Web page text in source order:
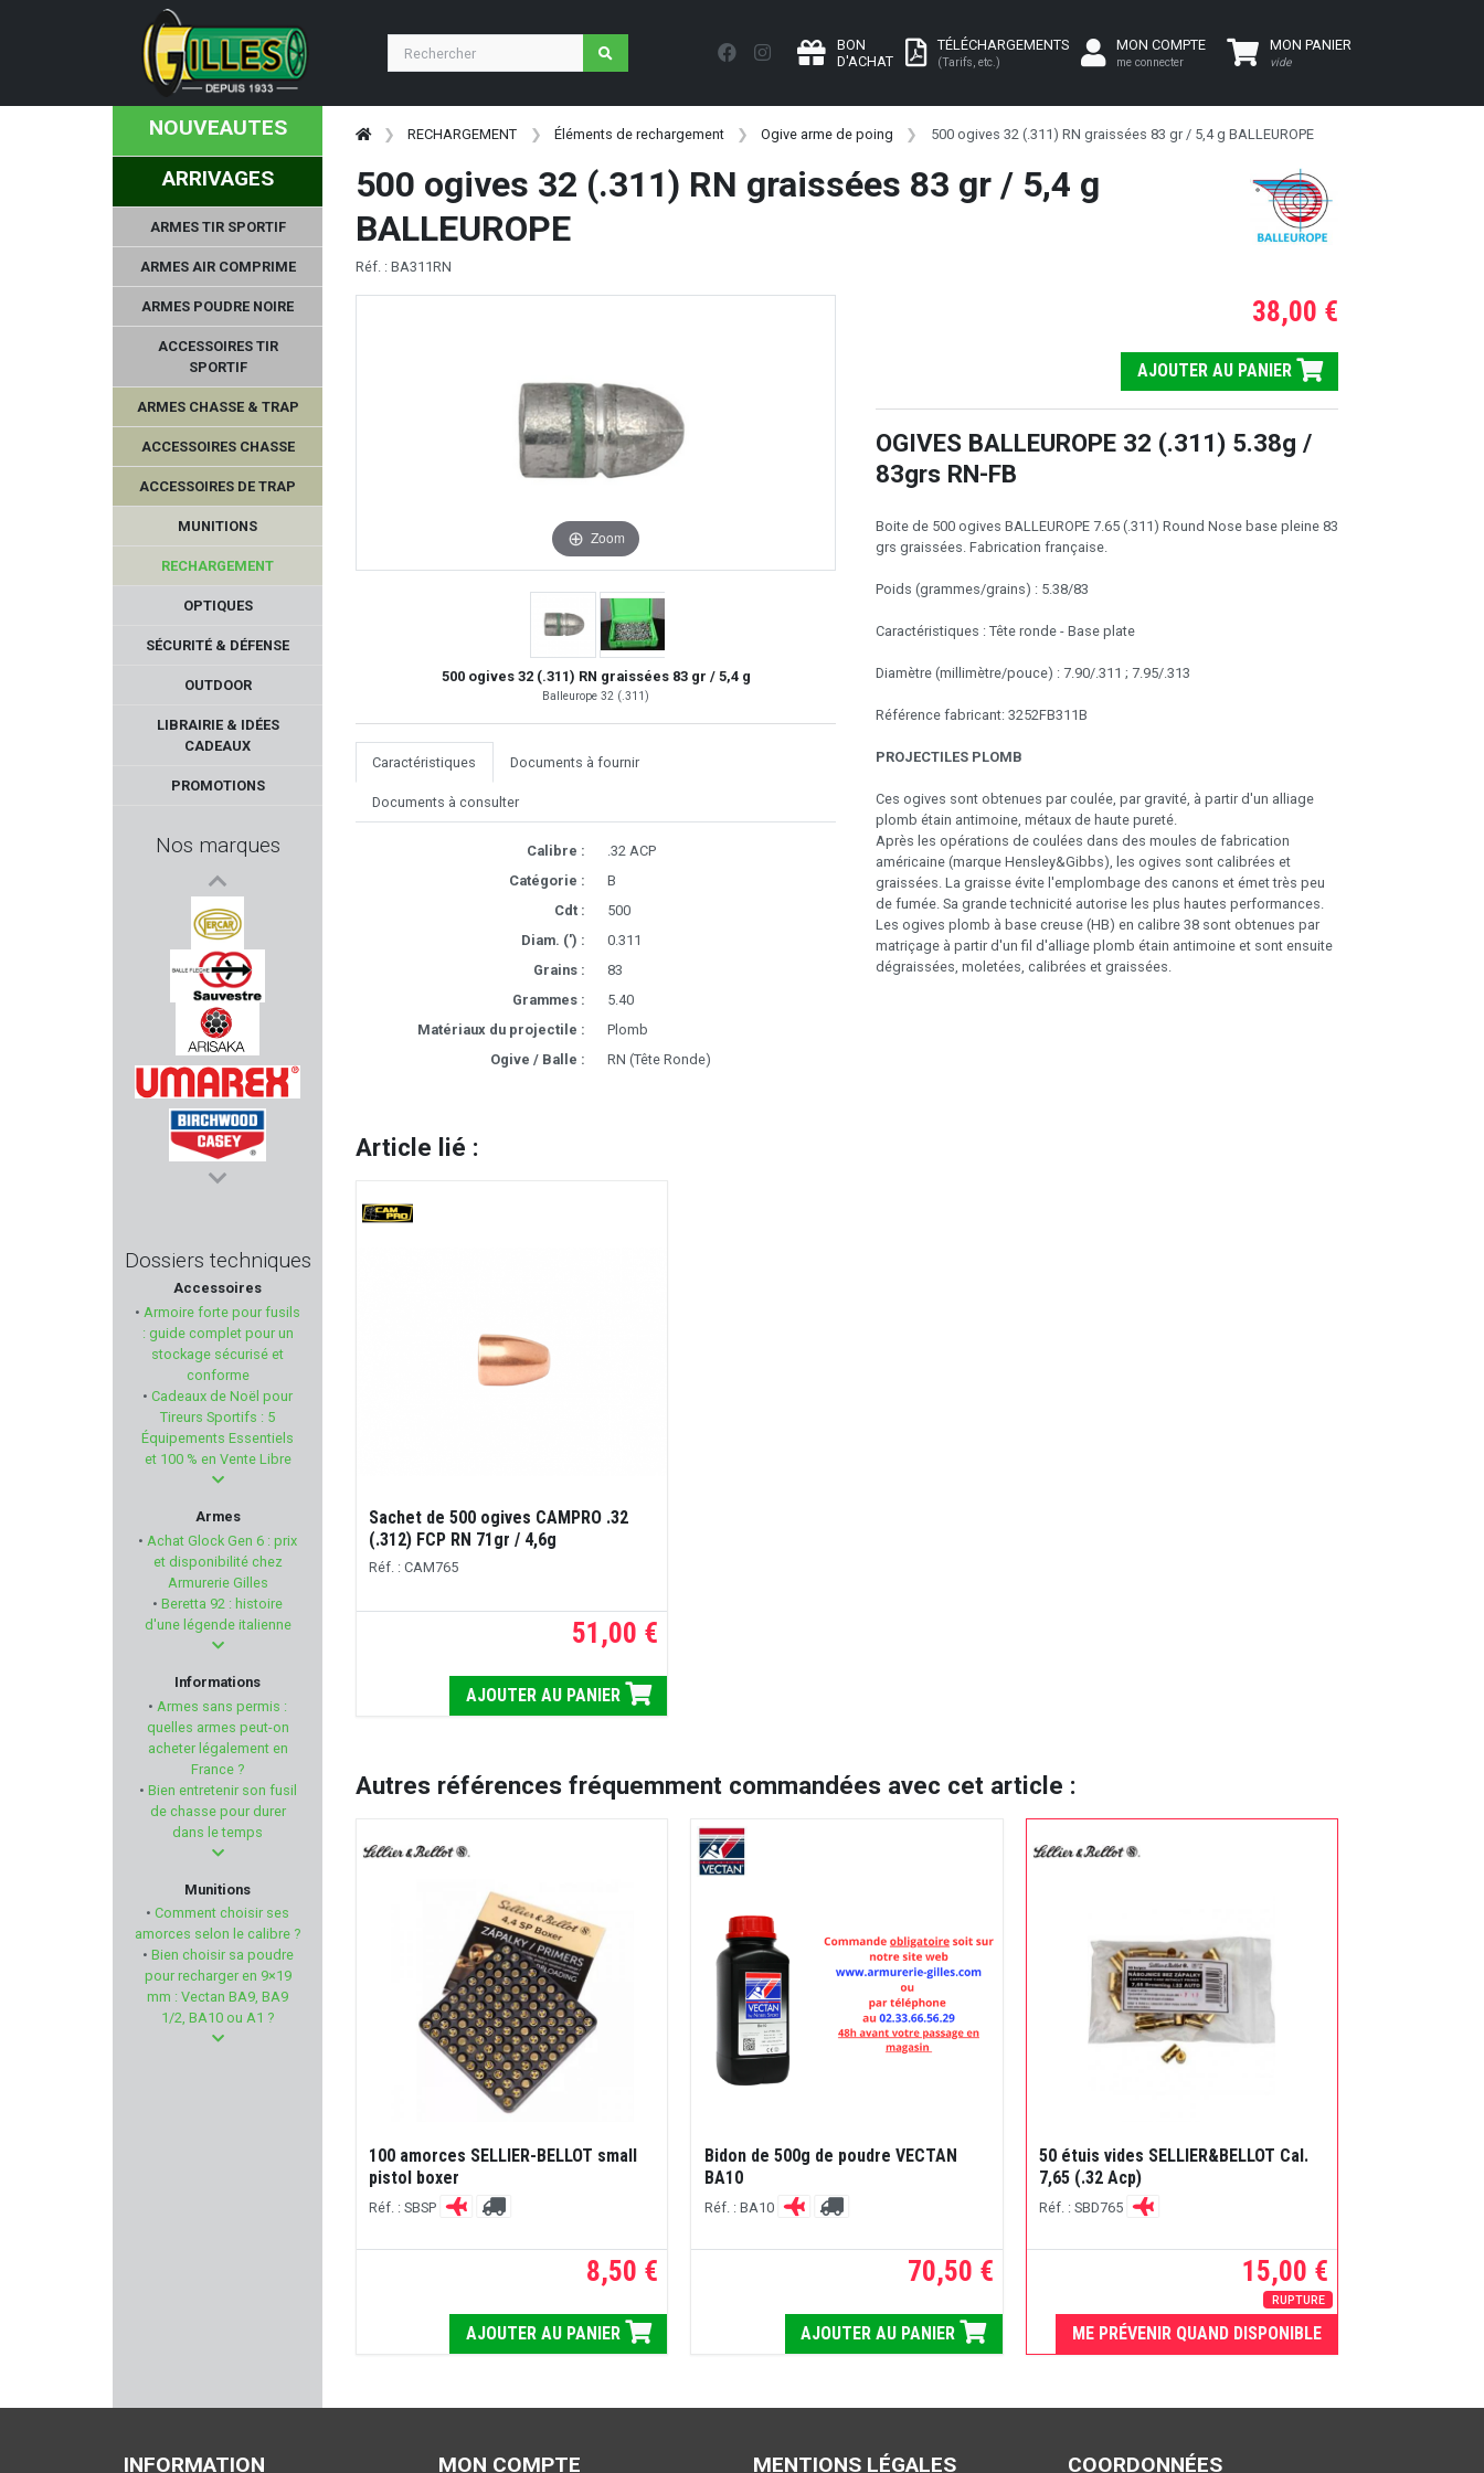
BON
D'ACHAT
TÉLÉCHARGEMENTS
(Tarifs, etc.)
MON COMPTE
me connecter
MON PANIER
vide
NOUVEAUTES
ARRIVAGES
ARMES TIR SPORTIF
ARMES AIR COMPRIME
ARMES POUDRE NOIRE
ACCESSOIRES TIR
SPORTIF
ARMES CHASSE & TRAP
ACCESSOIRES CHASSE
ACCESSOIRES DE TRAP
MUNITIONS
RECHARGEMENT
OPTIQUES
SÉCURITÉ & DÉFENSE
OUTDOOR
LIBRAIRIE & IDÉES
CADEAUX
PROMOTIONS
Nos marques
CHAPUIS ARMES
VERCAR
SAUVESTRE
ARISAKA DEFENSE
UMAREX
BIRCHWOOD-CASEY
GARMIN
PREVOT
STRASSER
REDDING
SILENT DRY
KRISS
ELECTRO POINT
MARLIN
PARKER HALE
MFS AMMUNITION
SHOOT AGAIN
LYMAN PRODUCTS
TIPTON
TIMNEY TRIGGER
Dossiers techniques
Accessoires
• Armoire forte pour fusils
: guide complet pour un
stockage sécurisé et
conforme
• Cadeaux de Noël pour
Tireurs Sportifs : 5
Équipements Essentiels
et 100 % en Vente Libre
Armes
• Achat Glock Gen 6 : prix
et disponibilité chez
Armurerie Gilles
• Beretta 92 : histoire
d'une légende italienne
Informations
• Armes sans permis :
quelles armes peut-on
acheter légalement en
France ?
• Bien entretenir son fusil
de chasse pour durer
dans le temps
Munitions
• Comment choisir ses
amorces selon le calibre ?
• Bien choisir sa poudre
pour recharger en 9×19
mm : Vectan BA9, BA9
1/2, BA10 ou A1 ?
RECHARGEMENT Éléments de rechargement Ogive arme de poing 500 ogives 32 (.311) RN graissées 83 gr / 5,4 g BALLEUROPE
500 ogives 32 (.311) RN graissées 83 gr / 5,4 g
BALLEUROPE
Réf. : BA311RN
Zoom
500 ogives 32 (.311) RN graissées 83 gr / 5,4 g
Balleurope 32 (.311)
Caractéristiques Documents à fournir
Documents à consulter
Calibre :
.32 ACP
Catégorie :
B
Cdt :
500
Diam. (') :
0.311
Grains :
83
Grammes :
5.40
Matériaux du projectile :
Plomb
Ogive / Balle :
RN (Tête Ronde)
38,00 €
AJOUTER AU PANIER
OGIVES BALLEUROPE 32 (.311) 5.38g /
83grs RN-FB
Boite de 500 ogives BALLEUROPE 7.65 (.311) Round Nose base pleine 83
grs graissées. Fabrication française.
Poids (grammes/grains) : 5.38/83
Caractéristiques : Tête ronde - Base plate
Diamètre (millimètre/pouce) : 7.90/.311 ; 7.95/.313
Référence fabricant: 3252FB311B
PROJECTILES PLOMB
Ces ogives sont obtenues par coulée, par gravité, à partir d'un alliage
plomb étain antimoine, métaux de haute pureté.
Après les opérations de coulées dans des moules de fabrication
américaine (marque Hensley&Gibbs), les ogives sont calibrées et
graissées. La graisse évite l'emplombage des canons et émet très peu
de fumée. Sa grande technicité autorise les plus hautes performances.
Les ogives plomb à base creuse (HB) en calibre 38 sont obtenues par
matriçage à partir d'un fil d'alliage plomb étain antimoine et sont ensuite
dégraissées, moletées, calibrées et graissées.
Article lié :
Sachet de 500 ogives CAMPRO .32
(.312) FCP RN 71gr / 4,6g
Réf. : CAM765
51,00 €
AJOUTER AU PANIER
Autres références fréquemment commandées avec cet article :
100 amorces SELLIER-BELLOT small
pistol boxer
Réf. : SBSP
8,50 €
AJOUTER AU PANIER
Bidon de 500g de poudre VECTAN
BA10
Réf. : BA10
70,50 €
AJOUTER AU PANIER
50 étuis vides SELLIER&BELLOT Cal.
7,65 (.32 Acp)
Réf. : SBD765
15,00 €
RUPTURE
ME PRÉVENIR QUAND DISPONIBLE
INFORMATION MON COMPTE MENTIONS LÉGALES COORDONNÉES